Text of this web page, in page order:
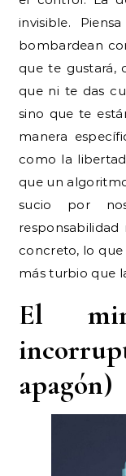
invisible.
bombardean
que te gustará,
que ni te das
sino que te
manera
como la
que un
sucio por
concreto, lo
más turbio que
El
apagón)